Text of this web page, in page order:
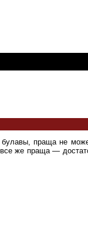
праща не
же праща —